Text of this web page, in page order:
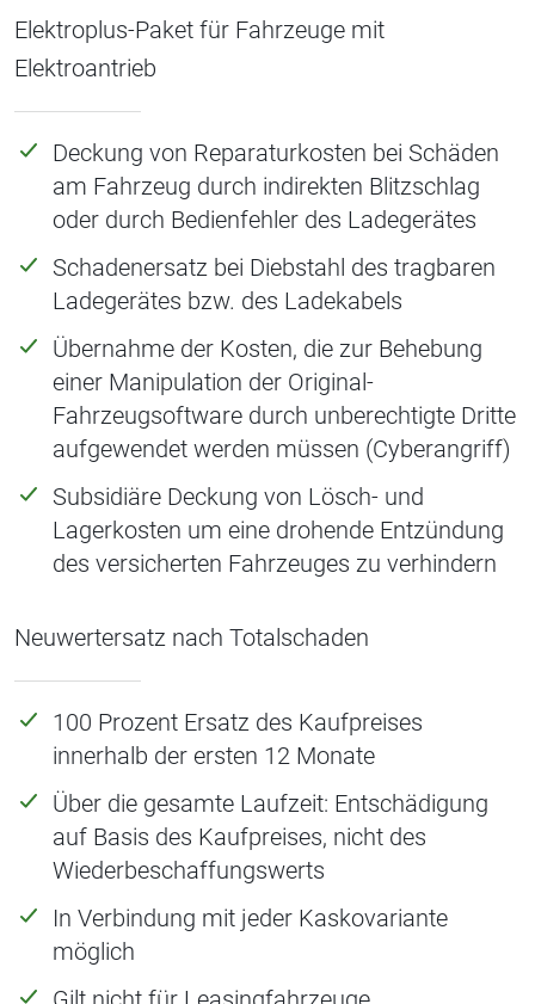
Elektroplus-Paket für Fahrzeuge mit
Elektroantrieb
Deckung von Reparaturkosten bei Schäden
am Fahrzeug durch indirekten Blitzschlag
oder durch Bedienfehler des Ladegerätes
Schadenersatz bei Diebstahl des tragbaren
Ladegerätes bzw. des Ladekabels
Übernahme der Kosten, die zur Behebung
einer Manipulation der Original-
Fahrzeugsoftware durch unberechtigte Dritte
aufgewendet werden müssen (Cyberangriff)
Subsidiäre Deckung von Lösch- und
Lagerkosten um eine drohende Entzündung
des versicherten Fahrzeuges zu verhindern
Neuwertersatz nach Totalschaden
100 Prozent Ersatz des Kaufpreises
innerhalb der ersten 12 Monate
Über die gesamte Laufzeit: Entschädigung
auf Basis des Kaufpreises, nicht des
Wiederbeschaffungswerts
In Verbindung mit jeder Kaskovariante
möglich